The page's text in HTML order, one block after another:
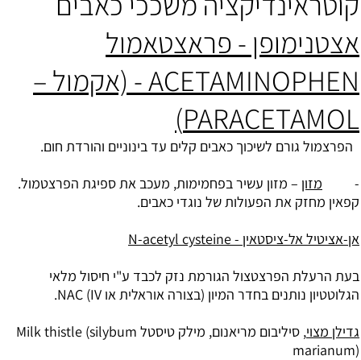
שמאחורי
המושלם.
אצטנימופן - פראצטאמול
ACETAMINOPHEN - (אקמול –
PARACETAMOL)
הפרצמול גורם לשיכוך כאבים קלים עד בינוניים והורדת חום.
- מזון – מזון עשיר בפחמימות, מעכב את ספיגת הפרצטמול.
קפאין מחזק את הפעולות של נוגדי כאבים.
אן-אציטיל אל-ציסטאין - N-acetyl cysteine
בעת הרעלת הפרצטצול הגורמת נזק לכבד ע"י חיסול מלאי
הגלוטטיון נותנים בחדר המיון (בצורה אוראלית או IV) NAC.
גדילן מצוי
, סיליבום מריאנום, מילק טיסטל Milk thistle (silybum
marianum)